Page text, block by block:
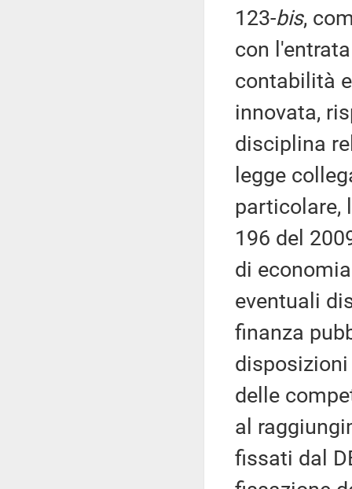
123-bis,
con
contabilità
innovata,
disciplina
legge
particolare,
196 del
di
eventuali
finanza
delle
al
fissati dal